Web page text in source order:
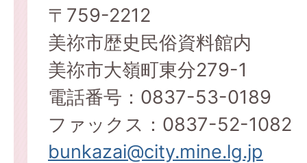
〒759-2212
美祢市歴史民俗資料館内
美祢市大嶺町東分279-1
電話番号：0837-53-0189
ファックス：0837-52-1082
bunkazai@city.mine.lg.jp